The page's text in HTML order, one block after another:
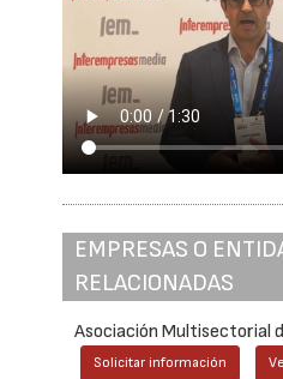
EMPRESAS O
RELACIONADAS
Asociación Multisectorial
Solicitar información